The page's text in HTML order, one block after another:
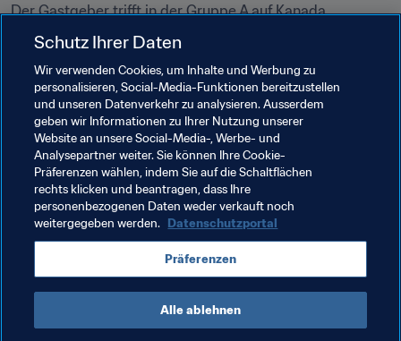
Der Gastgeber trifft in der Gruppe A auf Kanada,
Neuseeland und Angola und will zum vierten Mal U-17-
Weltmeister werden - damit würde man bis auf einen
Titel an Rekordtitelträger Nigeria heranrücken, der in
Gruppe B antritt.
Verwandte Themen
FIFA U-17-Weltmeisterschaft Brasilien 2019™
Brazil
Schutz Ihrer Daten
Wir verwenden Cookies, um Inhalte und Werbung zu
personalisieren, Social-Media-Funktionen bereitzustellen
und unseren Datenverkehr zu analysieren. Ausserdem
geben wir Informationen zu Ihrer Nutzung unserer
Website an unsere Social-Media-, Werbe- und
Analysepartner weiter. Sie können Ihre Cookie-
Präferenzen wählen, indem Sie auf die Schaltflächen
rechts klicken und beantragen, dass Ihre
personenbezogenen Daten weder verkauft noch
weitergegeben werden. Datenschutzportal
Präferenzen
Alle ablehnen